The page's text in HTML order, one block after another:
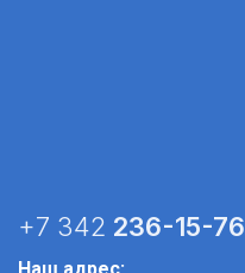
+7 342 236-15-76